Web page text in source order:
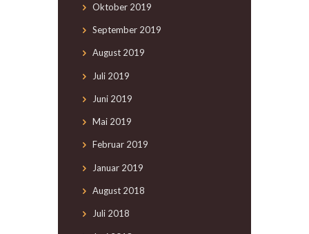
Oktober 2019
September 2019
August 2019
Juli 2019
Juni 2019
Mai 2019
Februar 2019
Januar 2019
August 2018
Juli 2018